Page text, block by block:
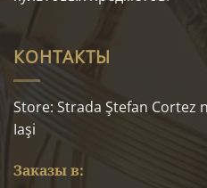
КОНТАКТЫ
Store: Strada Ştefan Cortez
Iaşi
Заказы в: